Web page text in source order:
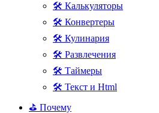
🛠 Калькуляторы
🛠 Конвертеры
🛠 Кулинария
🛠 Развлечения
🛠 Таймеры
🛠 Текст и Html
⛳ Почему